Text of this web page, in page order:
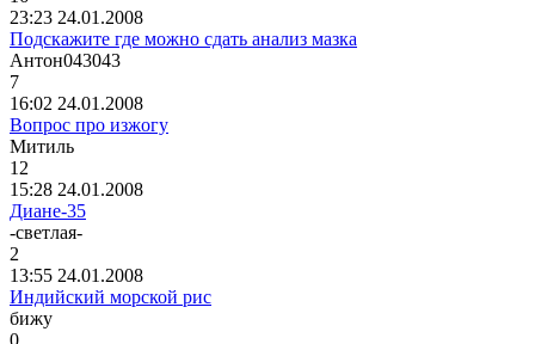
23:23 24.01.2008
Подскажите где можно сдать анализ мазка
Антон043043
7
16:02 24.01.2008
Вопрос про изжогу
Митиль
12
15:28 24.01.2008
Диане-35
-светлая-
2
13:55 24.01.2008
Индийский морской рис
бижу
0